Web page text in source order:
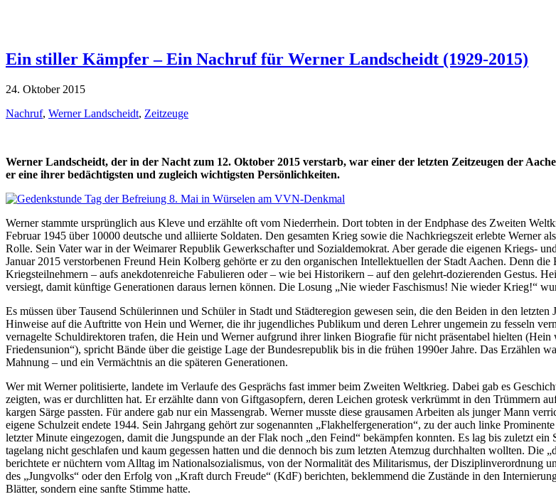
Ein stiller Kämpfer – Ein Nachruf für Werner Landscheidt (1929-2015)
24. Oktober 2015
Nachruf, Werner Landscheidt, Zeitzeuge
Werner Landscheidt, der in der Nacht zum 12. Oktober 2015 verstarb, war einer der letzten Zeitzeugen der
er eine ihrer bedächtigsten und zugleich wichtigsten Persönlichkeiten.
Werner stammte ursprünglich aus Kleve und erzählte oft vom Niederrhein. Dort tobten in der Endphase des Zweiten
Februar 1945 über 10000 deutsche und alliierte Soldaten. Den gesamten Krieg sowie die Nachkriegszeit erlebte Werner
Rolle. Sein Vater war in der Weimarer Republik Gewerkschafter und Sozialdemokrat. Aber gerade die eigenen Kriegs-
Januar 2015 verstorbenen Freund Hein Kolberg gehörte er zu den organischen Intellektuellen der Stadt Aachen. Denn
Kriegsteilnehmern – aufs anekdotenreiche Fabulieren oder – wie bei Historikern – auf den gelehrt-dozierenden Gestus.
versiegt, damit künftige Generationen daraus lernen können. Die Losung „Nie wieder Faschismus! Nie wieder Krieg!“
Es müssen über Tausend Schülerinnen und Schüler in Stadt und Städteregion gewesen sein, die den Beiden in den
Hinweise auf die Auftritte von Hein und Werner, die ihr jugendliches Publikum und deren Lehrer ungemein zu fesseln
vernagelte Schuldirektoren trafen, die Hein und Werner aufgrund ihrer linken Biografie für nicht präsentabel hielten
Friedensunion“), spricht Bände über die geistige Lage der Bundesrepublik bis in die frühen 1990er Jahre. Das Erzählen
Mahnung – und ein Vermächtnis an die späteren Generationen.
Wer mit Werner politisierte, landete im Verlaufe des Gesprächs fast immer beim Zweiten Weltkrieg. Dabei gab es
zeigten, was er durchlitten hat. Er erzählte dann von Giftgasopfern, deren Leichen grotesk verkrümmt in den Trümmern
kargen Särge passten. Für andere gab nur ein Massengrab. Werner musste diese grausamen Arbeiten als junger Mann
eigene Schulzeit endete 1944. Sein Jahrgang gehört zur sogenannten „Flakhelfergeneration“, zu der auch linke
letzter Minute eingezogen, damit die Jungspunde an der Flak noch „den Feind“ bekämpfen konnten. Es lag bis zuletzt
tagelang nicht geschlafen und kaum gegessen hatten und die dennoch bis zum letzten Atemzug durchhalten wollten. Die
berichtete er nüchtern vom Alltag im Nationalsozialismus, von der Normalität des Militarismus, der Disziplinverordnung
des „Jungvolks“ oder den Erfolg von „Kraft durch Freude“ (KdF) berichten, beklemmend die Zustände in den
Blätter, sondern eine sanfte Stimme hatte.